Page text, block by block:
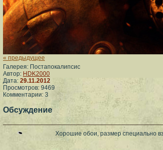
« предыдущее
Галерея: Постапокалипсис
Автор: HDK2000
Дата: 29.11.2012
Просмотров: 9469
Комментарии: 3
Обсуждение
Хорошие обои, размер специально